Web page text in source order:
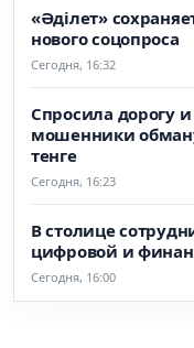
«Әділет»
нового соцопроса
Сегодня, 16:32
Спросила дорогу
мошенники
тенге
Сегодня, 16:23
В столице
цифровой и
Сегодня, 16:00